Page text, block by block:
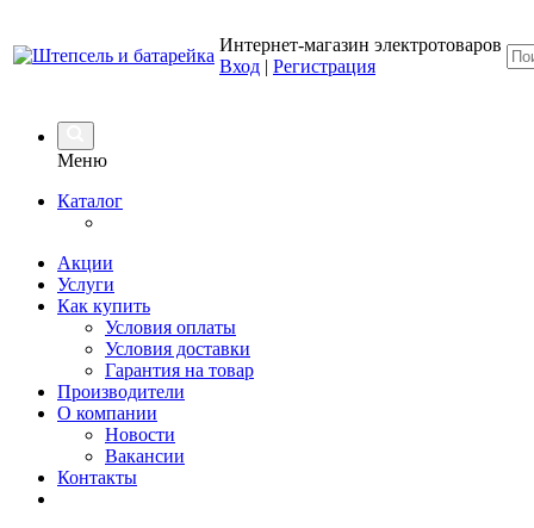
Интернет-магазин электротоваров
Вход | Регистрация
Меню
Каталог
Акции
Услуги
Как купить
Условия оплаты
Условия доставки
Гарантия на товар
Производители
О компании
Новости
Вакансии
Контакты